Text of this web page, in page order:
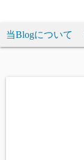
テ当Blogについて